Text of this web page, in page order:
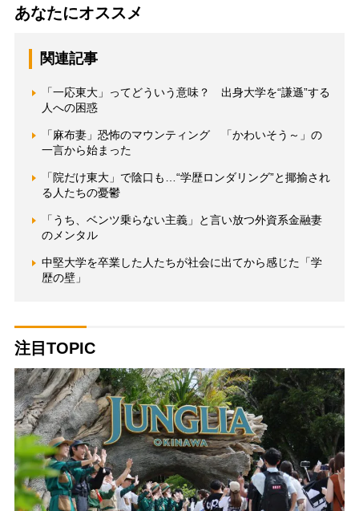
あなたにオススメ
関連記事
「一応東大」ってどういう意味？ 出身大学を“謙遜”する
人への困惑
「麻布妻」恐怖のマウンティング 「かわいそう～」の
一言から始まった
「院だけ東大」で陰口も…“学歴ロンダリング”と揶揄され
る人たちの憂鬱
「うち、ベンツ乗らない主義」と言い放つ外資系金融妻
のメンタル
中堅大学を卒業した人たちが社会に出てから感じた「学
歴の壁」
注目TOPIC